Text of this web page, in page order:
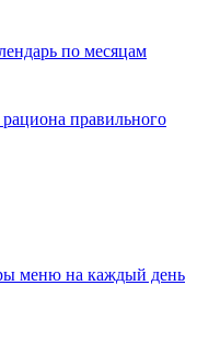
по месяцам
правильного
меню на каждый день